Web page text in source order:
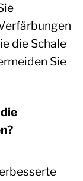
die Schale
Sie